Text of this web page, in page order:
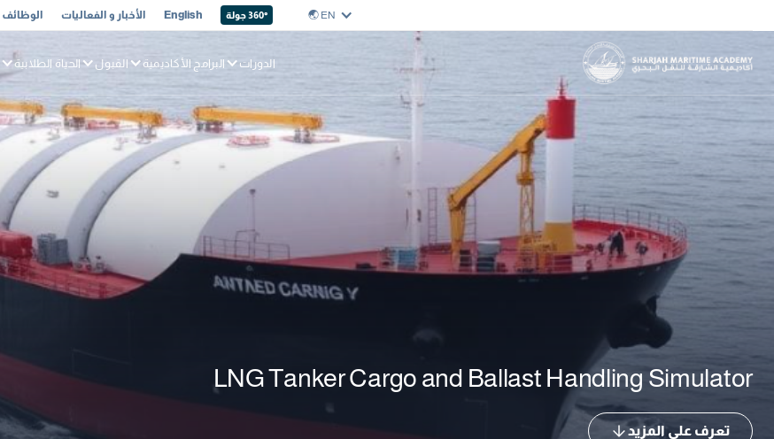
EN 🌏︎
360° جولة English الأخبار و الفعاليات الوظائف
الدورات البرامج الأكاديمية القبول الحياة الطلابية
LNG Tanker Cargo and Ballast Handling Simulator
تعرف على المزيد